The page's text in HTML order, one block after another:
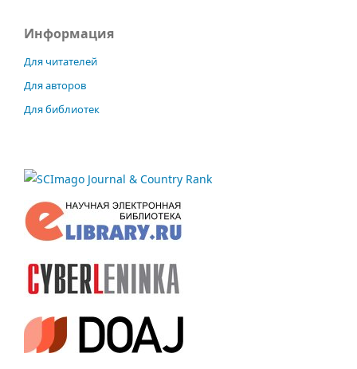
Информация
Для читателей
Для авторов
Для библиотек